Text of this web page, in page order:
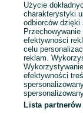
Użycie
charakterystyki
odbiorców
efektywności
celu
reklam.
efektywności
Lista